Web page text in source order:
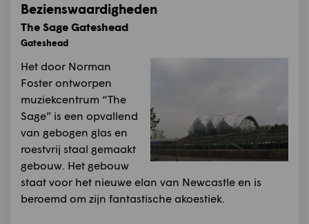
Bezienswaardigheden
The Sage Gateshead
Gateshead
Het door Norman
Foster ontworpen
muziekcentrum “The
Sage” is een opvallend
van gebogen glas en
roestvrij staal gemaakt
gebouw. Het gebouw
staat voor het nieuwe elan van Newcastle en is
beroemd om zijn fantastische akoestiek.